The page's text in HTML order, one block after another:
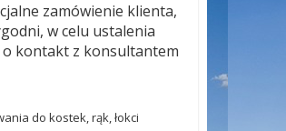
zamówienie klienta,
w celu ustalenia
kontakt z konsultantem
do kostek, rąk, łokci